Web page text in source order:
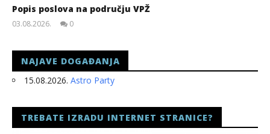
Popis poslova na području VPŽ
03.08.2026.
0
NAJAVE DOGAĐANJA
15.08.2026. Astro Party
TREBATE IZRADU INTERNET STRANICE?